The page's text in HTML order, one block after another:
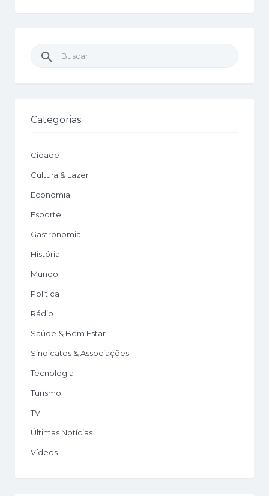
Buscar
por:
Categorias
Cidade
Cultura & Lazer
Economia
Esporte
Gastronomia
História
Mundo
Política
Rádio
Saúde & Bem Estar
Sindicatos & Associações
Tecnologia
Turismo
TV
Últimas Notícias
Vídeos